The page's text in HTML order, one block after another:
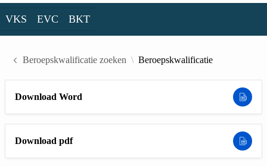
VKS EVC BKT
Beroepskwalificatie zoeken Beroepskwalificatie
Download Word
Download pdf